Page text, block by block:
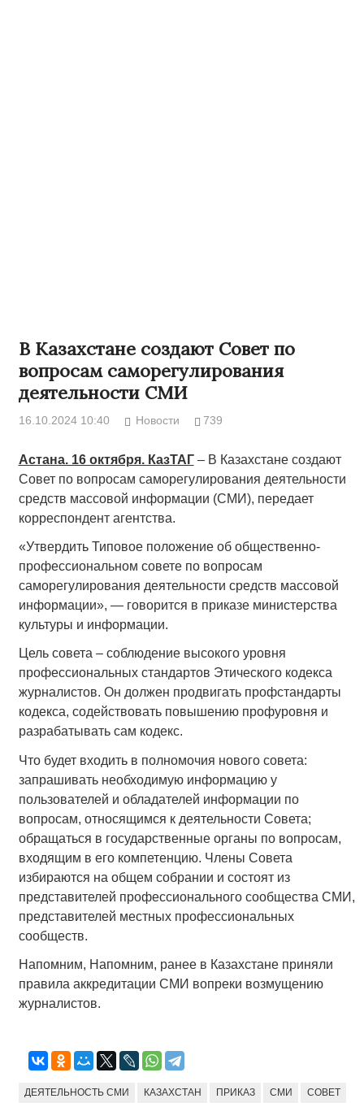
В Казахстане создают Совет по
вопросам саморегулирования
деятельности СМИ
16.10.2024 10:40 Новости 739
Астана. 16 октября. КазТАГ– В Казахстане создают
Совет по вопросам саморегулирования деятельности
средств массовой информации (СМИ), передает
корреспондент агентства.
«Утвердить Типовое положение об общественно-
профессиональном совете по вопросам
саморегулирования деятельности средств массовой
информации», — говорится в приказе министерства
культуры и информации.
Цель совета ­– соблюдение высокого уровня
профессиональных стандартов Этического кодекса
журналистов. Он должен продвигать профстандарты
кодекса, содействовать повышению профуровня и
разрабатывать сам кодекс.
Что будет входить в полномочия нового совета:
запрашивать необходимую информацию у
пользователей и обладателей информации по
вопросам, относящимся к деятельности Совета;
обращаться в государственные органы по вопросам,
входящим в его компетенцию. Члены Совета
избираются на общем собрании и состоят из
представителей профессионального сообщества СМИ,
представителей местных профессиональных
сообществ.
Напомним, Напомним, ранее в Казахстане приняли
правила аккредитации СМИ вопреки возмущению
журналистов.
ДЕЯТЕЛЬНОСТЬ СМИ КАЗАХСТАН ПРИКАЗ СМИ СОВЕТ